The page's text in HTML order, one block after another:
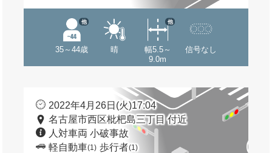
35～44歳
他
晴
幅5.5～
9.0m
他
信号なし
2022年4月26日(火)17:04
名古屋市西区枇杷島三丁目 付近
人対車両 小破事故
軽自動車(1) 歩行者(1)